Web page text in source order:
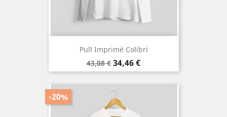
Pull Imprimé Colibri
Prix
de
base
43,08 € Prix
34,46 €
-20%